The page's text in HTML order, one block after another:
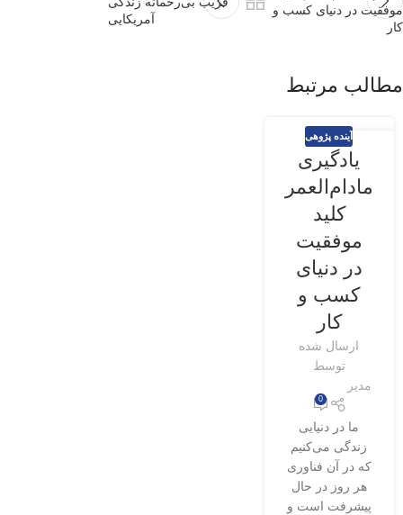
موفقیت در دنیای کسب و
کار
آمریکایی
مطالب مرتبط
آینده پژوهی
یادگیری
مادام‌العمر
کلید
موفقیت
در دنیای
کسب و
کار
ارسال شده
توسط
مدیر
0
ما در دنیایی
زندگی می‌کنیم
که در آن فناوری
هر روز در حال
پیشرفت است و